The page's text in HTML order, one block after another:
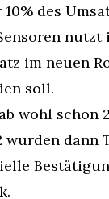
10% des
im neuen
soll.
wohl schon
wurden dann